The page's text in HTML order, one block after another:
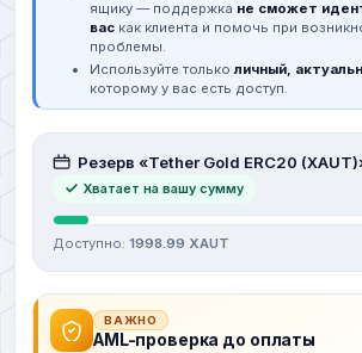
ящику — поддержка не сможет
вас как клиента и помочь при
проблемы.
Используйте тольколичный,
которому у вас есть доступ.
Резерв «Tether Gold ERC20
Хватает на вашу сумму
Доступно: 1998.99 XAUT
ВАЖНО
AML-проверка до оплаты